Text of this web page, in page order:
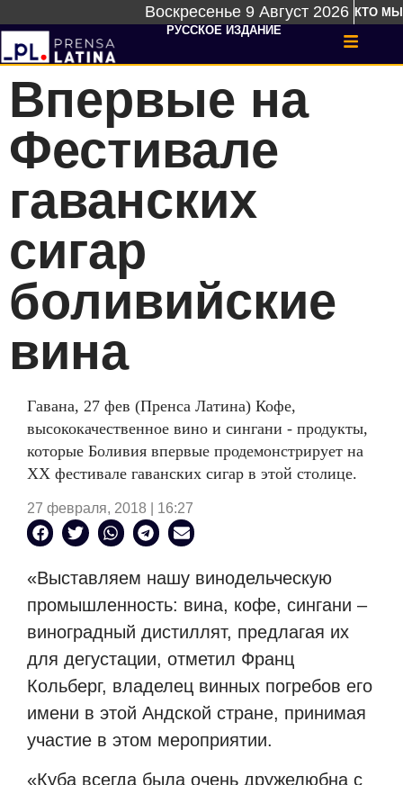
Воскресенье 9 Август 2026 КТО МЫ
РУССКОЕ ИЗДАНИЕ
Впервые на
Фестивале
гаванских
сигар
боливийские
вина
Гавана, 27 фев (Пренса Латина) Кофе,
высококачественное вино и сингани - продукты,
которые Боливия впервые продемонстрирует на
XX фестивале гаванских сигар в этой столице.
27 февраля, 2018 | 16:27
«Выставляем нашу винодельческую
промышленность: вина, кофе, сингани –
виноградный дистиллят, предлагая их
для дегустации, отметил Франц
Кольберг, владелец винных погребов его
имени в этой Андской стране, принимая
участие в этом мероприятии.
«Куба всегда была очень дружелюбна с